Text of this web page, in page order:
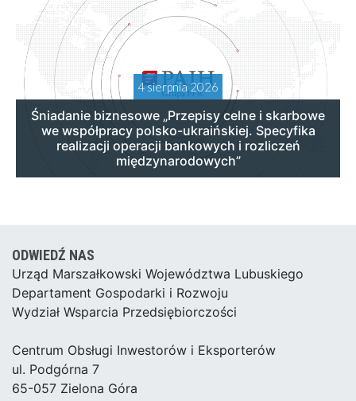
4 sierpnia 2026
Śniadanie biznesowe „Przepisy celne i skarbowe
we współpracy polsko-ukraińskiej. Specyfika
realizacji operacji bankowych i rozliczeń
międzynarodowych”
ODWIEDŹ NAS
Urząd Marszałkowski Województwa Lubuskiego
Departament Gospodarki i Rozwoju
Wydział Wsparcia Przedsiębiorczości
Centrum Obsługi Inwestorów i Eksporterów
ul. Podgórna 7
65-057 Zielona Góra